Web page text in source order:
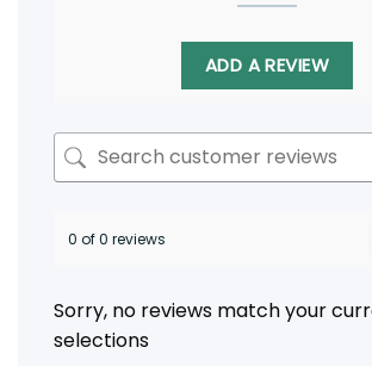
ADD A REVIEW
0 of 0 reviews
Sorry, no reviews match your
selections